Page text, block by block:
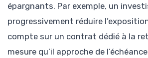
épargnants. Par exemple, un
progressivement réduire
compte sur un contrat dédié à la
mesure qu’il approche de